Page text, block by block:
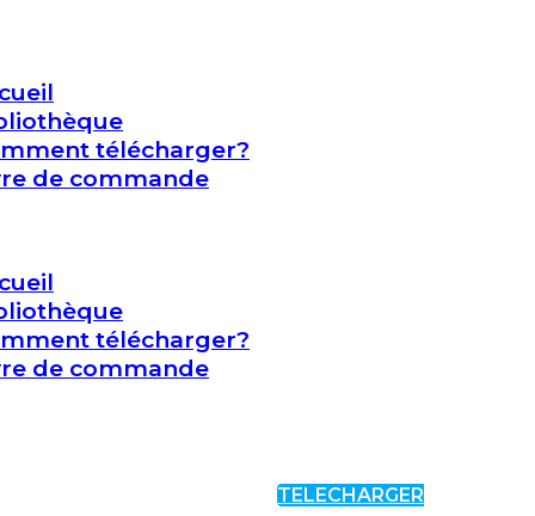
télécharger?
de commande
télécharger?
de commande
TELECHARGER